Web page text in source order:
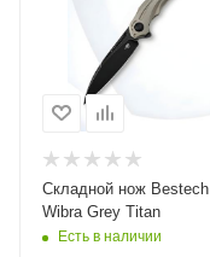
Складной нож Bestech
Wibra Grey Titan
Есть в наличии